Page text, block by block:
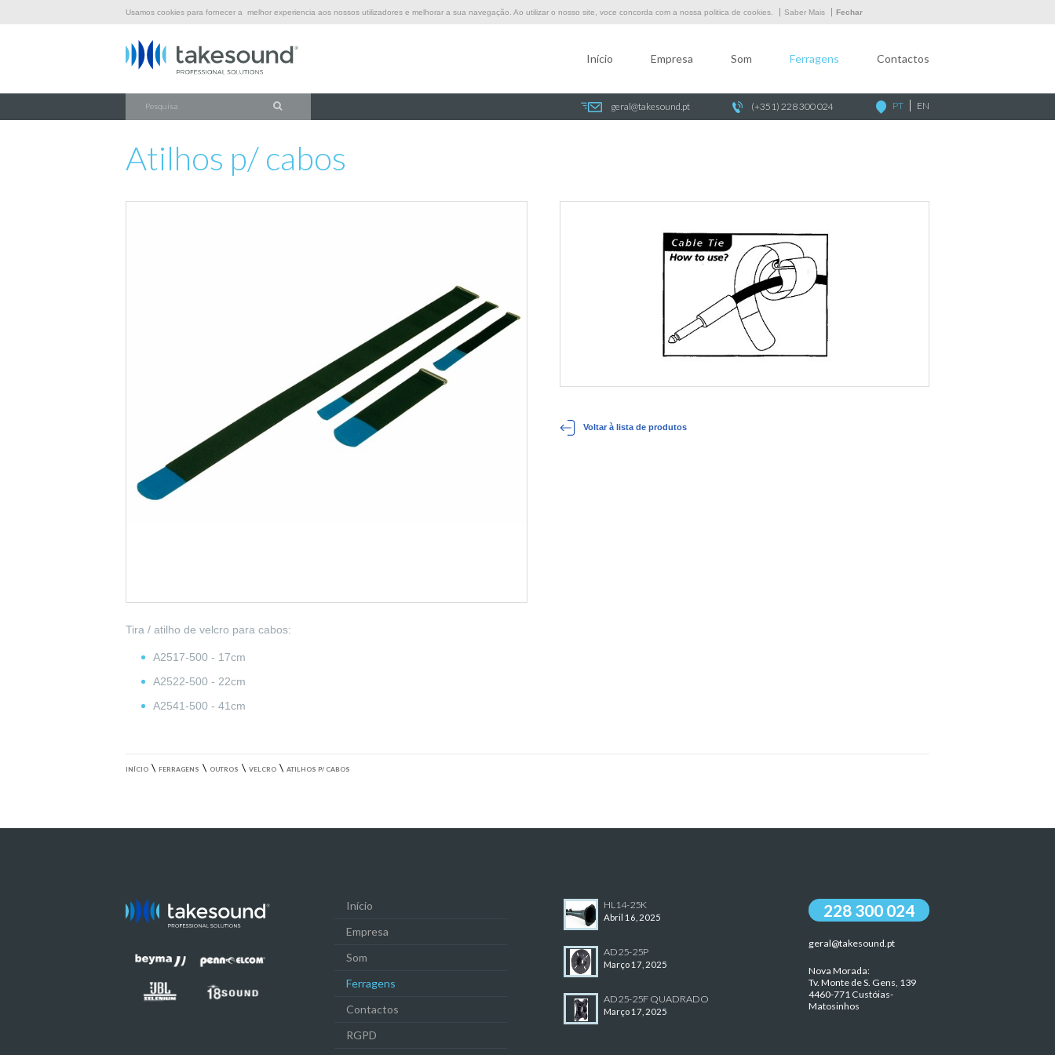
Usamos cookies para fornecer a melhor experiencia aos nossos utilizadores e melhorar a sua navegação. Ao utilizar o nosso site, voce concorda com a nossa politica de cookies. Saber Mais Fechar
Contactos
Início Empresa Som Ferragens Contactos
geral@takesound.pt (+351) 228 300 024 PT EN
INÍCIO \ FERRAGENS VELCRO \
Atilhos p/ cabos
Voltar à lista de produtos
Tira / atilho de velcro para cabos:
A2517-500 - 17cm
A2522-500 - 22cm
A2541-500 - 41cm
INÍCIO \ FERRAGENS \ OUTROS \ VELCRO \ ATILHOS P/ CABOS
Início
Empresa
Som
Ferragens
Contactos
RGPD
HL14-25K
Abril 16, 2025
AD25-25P
Março 17, 2025
AD25-25F QUADRADO
Março 17, 2025
228 300 024
geral@takesound.pt
Nova Morada:
Tv. Monte de S. Gens, 139
4460-771 Custóias-
Matosinhos